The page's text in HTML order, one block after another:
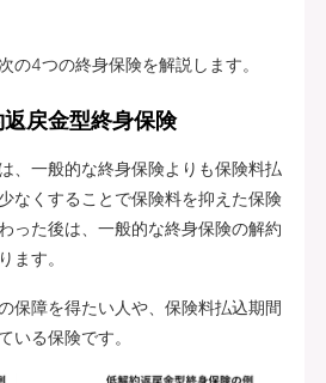
の4つの終身保険を解説します。
戻金型終身保険
、一般的な終身保険よりも保険料払
なくすることで保険料を抑えた保険
った後は、一般的な終身保険の解約
ます。
保障を得たい人や、保険料払込期間
いる保険です。